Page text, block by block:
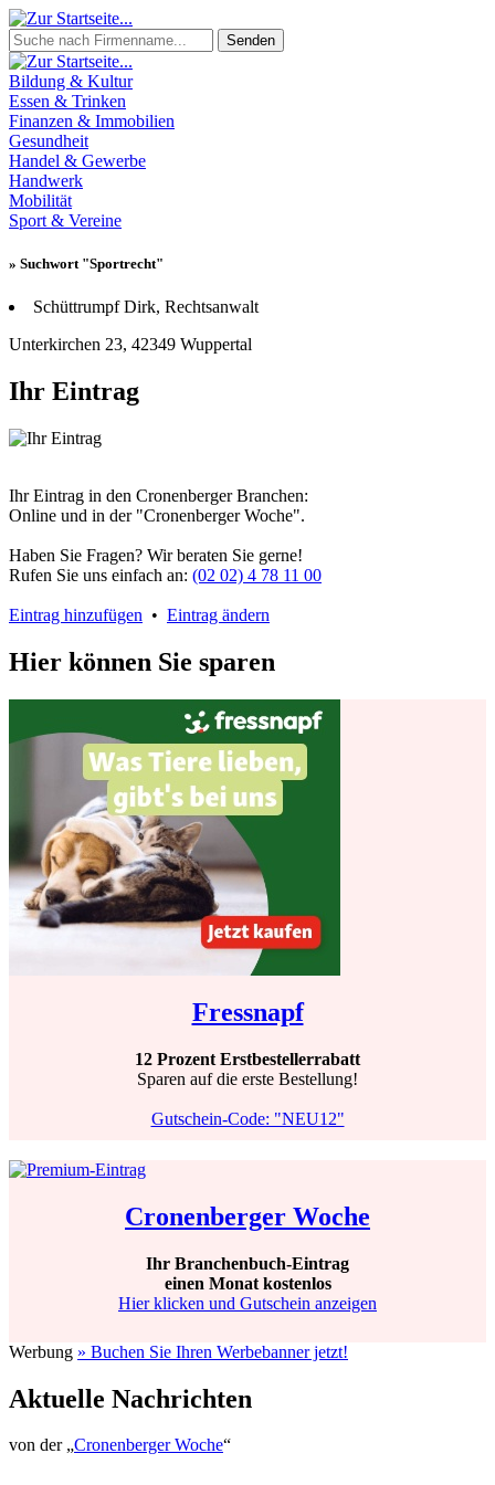
Senden
Bildung & Kultur
Essen & Trinken
Finanzen & Immobilien
Gesundheit
Handel & Gewerbe
Handwerk
Mobilität
Sport & Vereine
» Suchwort "Sportrecht"
Schüttrumpf Dirk, Rechtsanwalt
Unterkirchen 23, 42349 Wuppertal
Ihr Eintrag
Ihr Eintrag in den Cronenberger Branchen:
Online und in der "Cronenberger Woche".
Haben Sie Fragen? Wir beraten Sie gerne!
Rufen Sie uns einfach an: (02 02) 4 78 11 00
Eintrag hinzufügen • Eintrag ändern
Hier können Sie sparen
Fressnapf
12 Prozent Erstbestellerrabatt
Sparen auf die erste Bestellung!
Gutschein-Code: "NEU12"
Cronenberger Woche
Ihr Branchenbuch-Eintrag
einen Monat kostenlos
Hier klicken und Gutschein anzeigen
Werbung » Buchen Sie Ihren Werbebanner jetzt!
Aktuelle Nachrichten
von der „Cronenberger Woche“